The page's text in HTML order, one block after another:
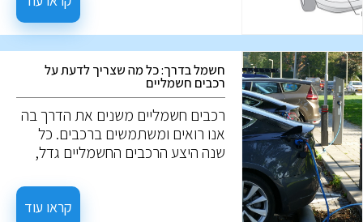
חשמל בדרך: כל מה שצריך לדעת על
רכבים חשמליים
רכבים חשמליים משנים את הדרך בה
אנו רואים ומשתמשים ברכבים. כל
שנה היצע הרכבים החשמליים גדל,
בעצם רכבים חשמליים? איך הם
עובדים? במה הם שונים מרכביםקראו עוד